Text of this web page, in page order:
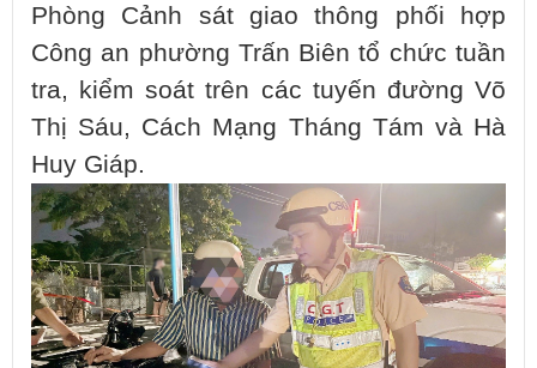
Phòng Cảnh sát giao thông phối hợp
Công an phường Trấn Biên tổ chức tuần
tra, kiểm soát trên các tuyến đường Võ
Thị Sáu, Cách Mạng Tháng Tám và Hà
Huy Giáp.